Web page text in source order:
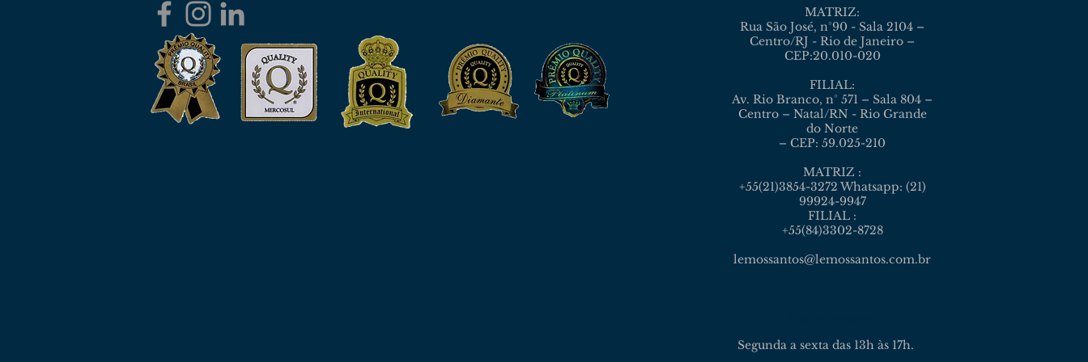
MATRIZ:
Rua São José, n°90 - Sala 2104 –
Centro/RJ - Rio de Janeiro –
CEP:20.010-020
FILIAL:
Av. Rio Branco, n° 571 – Sala 804 –
Centro – Natal/RN - Rio Grande
do Norte
– CEP: 59.025-210
MATRIZ :
+55(21)3854-3272 Whatsapp: (21)
99924-9947
FILIAL :
+55(84)3302-8728
lemossantos@lemossantos.com.br
Segunda a sexta das 13h às 17h.